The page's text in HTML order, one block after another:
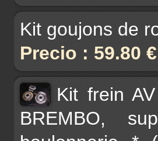
Kit goujons de
Precio : 59.80
Kit frein
BREMBO,